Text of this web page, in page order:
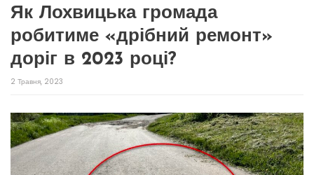
Як Лохвицька громада
робитиме «дрібний ремонт»
доріг в 2023 році?
2 Травня, 2023